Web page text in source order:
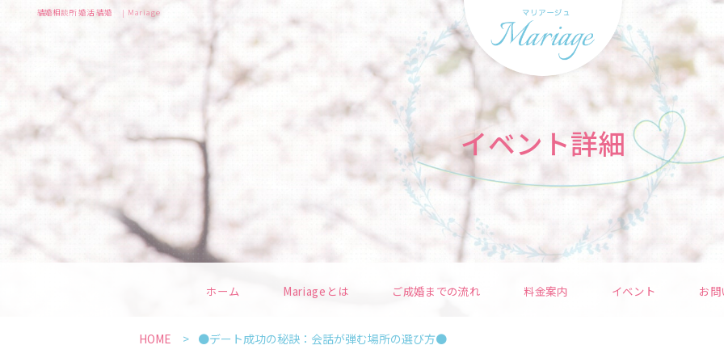
結婚相談所 婚活 結婚 | Mariage
イベント詳細
ホーム Mariageとは ご成婚までの流れ 料金案内 イベント お
HOME ●デート成功の秘訣：会話が弾む場所の選び方●